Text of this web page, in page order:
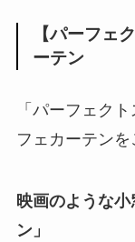
【パーフェ
ーテン
「パーフェク
フェカーテンを
映画のような
ン」